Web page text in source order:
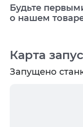
Карта
Запущено
Будьте
о нашем